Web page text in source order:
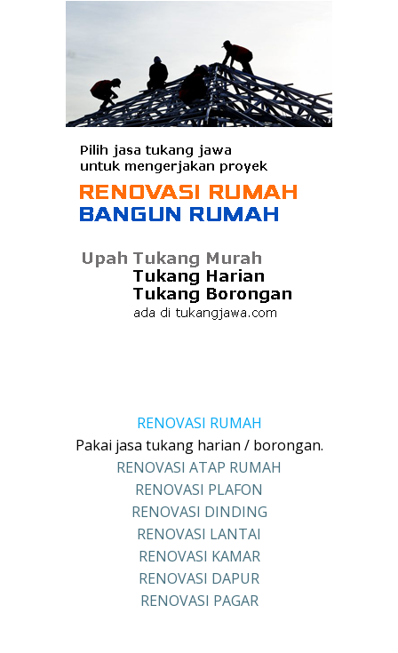
RENOVASI RUMAH
Pakai jasa tukang harian / borongan.
RENOVASI ATAP RUMAH
RENOVASI PLAFON
RENOVASI DINDING
RENOVASI LANTAI
RENOVASI KAMAR
RENOVASI DAPUR
RENOVASI PAGAR